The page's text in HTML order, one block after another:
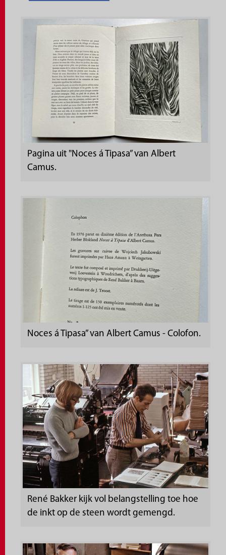
Pagina uit "Noces á Tipasa” van Albert
Camus.
Noces á Tipasa” van Albert Camus - Colofon.
René Bakker kijk vol belangstelling toe hoe
de inkt op de steen wordt gemengd.